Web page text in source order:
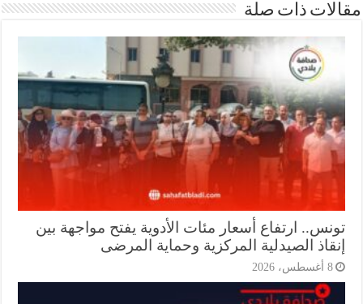
ذات صلة
ارتفاع أسعار مئات الأدوية يفتح مواجهة بين
الصيدلية المركزية وحماية المرضى